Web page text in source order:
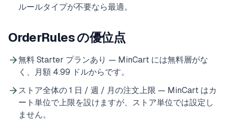
ルールタイプが不要なら最適。
OrderRules の優位点
無料 Starter プランあり — MinCart には無料層がな
く、月額 4.99 ドルからです。
ストア全体の 1 日 / 週 / 月の注文上限 — MinCart はカ
ート単位で上限を設けますが、ストア単位では設定し
ません。